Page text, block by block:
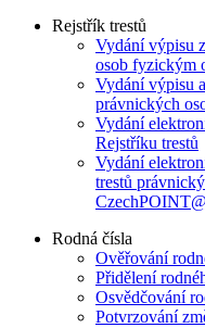
Rejstřík trestů
Vydání výpisu
osob fyzickým
Vydání výpisu
právnických
Vydání
Rejstříku trestů
Vydání
trestů
Rodná čísla
Ověřování
Přidělení
Osvědčování
Potvrzování